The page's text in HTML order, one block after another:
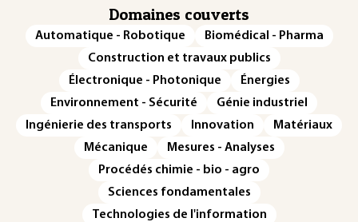
Domaines couverts
Automatique - Robotique
Biomédical - Pharma
Construction et travaux publics
Électronique - Photonique
Énergies
Environnement - Sécurité
Génie industriel
Ingénierie des transports
Innovation
Matériaux
Mécanique
Mesures - Analyses
Procédés chimie - bio - agro
Sciences fondamentales
Technologies de l'information